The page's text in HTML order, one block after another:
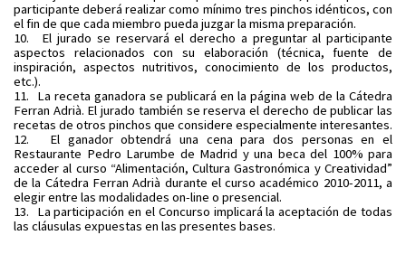
participante deberá realizar como mínimo tres pinchos idénticos, con
el fin de que cada miembro pueda juzgar la misma preparación.
10.
El jurado se reservará el derecho a preguntar al participante
aspectos relacionados con su elaboración (técnica, fuente de
inspiración, aspectos nutritivos, conocimiento de los productos,
etc.).
11.
La receta ganadora se publicará en la página web de la Cátedra
Ferran Adrià. El jurado también se reserva el derecho de publicar las
recetas de otros pinchos que considere especialmente interesantes.
12.
El ganador obtendrá una cena para dos personas en el
Restaurante Pedro Larumbe de Madrid y una beca del 100% para
acceder al curso “Alimentación, Cultura Gastronómica y Creatividad”
de la Cátedra Ferran Adrià durante el curso académico 2010-2011, a
elegir entre las modalidades on-line o presencial.
13.
La participación en el Concurso implicará la aceptación de todas
las cláusulas expuestas en las presentes bases.